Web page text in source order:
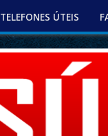
TELEFONES ÚTEIS